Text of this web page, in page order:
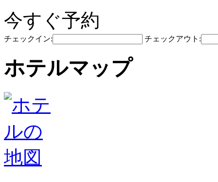
今すぐ予約
チェックイン: チェックアウト:
ホテルマップ